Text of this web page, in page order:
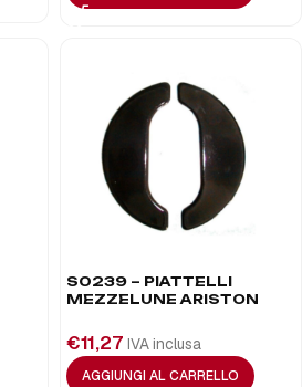
S0239 – PIATTELLI
MEZZELUNE ARISTON
€11,27 IVA inclusa
AGGIUNGI AL CARRELLO